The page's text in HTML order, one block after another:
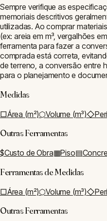
Sempre verifique as
memoriais descritivos
utilizadas. Ao comprar
(ex: areia em m³, vergalhões
ferramenta para fazer a
comprada está correta,
de terreno, a conversão entre
para o planejamento e
Medidas
□Área (m²)⬡Volume (m³)◇
Outras Ferramentas
$Custo de Obra▦Piso▤
Ferramentas deMedidas
□Área (m²)⬡Volume (m³)◇
Outras Ferramentas